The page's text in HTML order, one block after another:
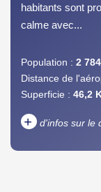
habitants sont
calme avec...
Population : 2
Distance de
Superficie : 46,2
+ d'infos sur le